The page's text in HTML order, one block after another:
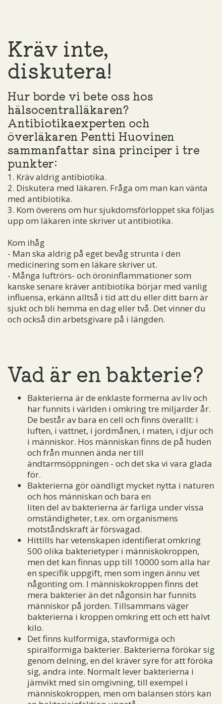
Kräv inte,
diskutera!
Hur borde vi bete oss hos
hälsocentralläkaren?
Antibiotikaexperten och
överläkaren Pentti Huovinen
sammanfattar sina principer i tre
punkter:
1. Kräv aldrig antibiotika.
2. Diskutera med läkaren. Fråga om man kan vänta
med antibiotika.
3. Kom överens om hur sjukdomsförloppet ska följas
upp om läkaren inte skriver ut antibiotika.
Kom ihåg
- Man ska aldrig på eget bevåg strunta i den
medicinering som en läkare skriver ut.
- Många luftrörs- och öroninflammationer som
kanske senare kräver antibiotika börjar med vanlig
influensa, erkänn alltså i tid att du eller ditt barn är
sjukt och bli hemma en dag eller två. Det vinner du
och också din arbetsgivare på i längden.
Vad är en bakterie?
Bakterierna är de enklaste formerna av liv och
har funnits i världen i omkring tre miljarder år.
De består av bara en cell och finns överallt: i
luften, i vattnet, i jordmånen, i maten, i djur och
i människor. Hos människan finns de på huden
och från munnen ända ner till
ändtarmsöppningen - och det ska vi vara glada
för.
Bakterierna gör oändligt mycket nytta i naturen
och hos människan och bara en
liten del av bakterierna är farliga under vissa
omständigheter, t.ex. om organismens
motståndskraft är försvagad.
Hittills har vetenskapen identifierat omkring
500 olika bakterietyper i människokroppen,
men det kan finnas upp till 10000 som alla har
en specifik uppgift, men som ingen ännu vet
någonting om. I människokroppen finns det
mera bakterier än det någonsin har funnits
människor på jorden. Tillsammans väger
bakterierna i kroppen omkring ett och ett halvt
kilo.
Det finns kulformiga, stavformiga och
spiralformiga bakterier. Bakterierna förökar sig
genom delning, en del kräver syre för att föröka
sig, andra inte. Normalt lever bakterierna i
jämvikt med sin omgivning, till exempel i
människokroppen, men om balansen störs kan